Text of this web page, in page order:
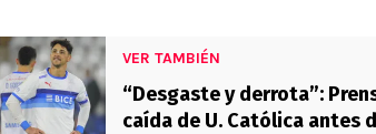
VER TAMBIÉN
“Desgaste y derrota”:
caída de U. Católica antes